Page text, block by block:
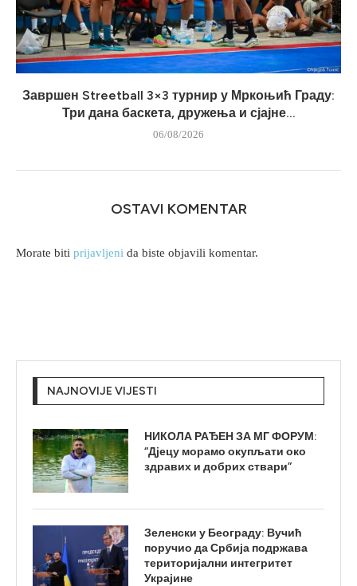
Завршен Streetball 3×3 турнир у Мркоњић Граду:
Три дана баскета, дружења и сјајне...
06/08/2026
OSTAVI KOMENTAR
Morate biti prijavljeni da biste objavili komentar.
NAJNOVIJE VIJESTI
НИКОЛА РАЂЕН ЗА МГ ФОРУМ:
“Дјецу морамо окупљати око
здравих и добрих ствари”
Зеленски у Београду: Вучић
поручио да Србија подржава
територијални интегритет
Украјине